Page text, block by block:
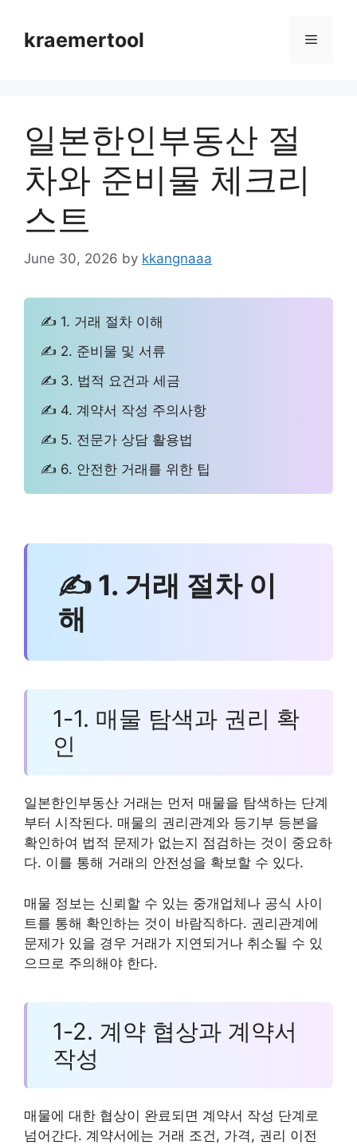
contentkraemertool Menu
일본한인부동산 절
차와 준비물 체크리
스트
June 30, 2026 by kkangnaaa
✍ 1. 거래 절차 이해
✍ 2. 준비물 및 서류
✍ 3. 법적 요건과 세금
✍ 4. 계약서 작성 주의사항
✍ 5. 전문가 상담 활용법
✍ 6. 안전한 거래를 위한 팁
✍ 1. 거래 절차 이
해
1-1. 매물 탐색과 권리 확
인
일본한인부동산 거래는 먼저 매물을 탐색하는 단계
부터 시작된다. 매물의 권리관계와 등기부 등본을
확인하여 법적 문제가 없는지 점검하는 것이 중요하
다. 이를 통해 거래의 안전성을 확보할 수 있다.
매물 정보는 신뢰할 수 있는 중개업체나 공식 사이
트를 통해 확인하는 것이 바람직하다. 권리관계에
문제가 있을 경우 거래가 지연되거나 취소될 수 있
으므로 주의해야 한다.
1-2. 계약 협상과 계약서
작성
매물에 대한 협상이 완료되면 계약서 작성 단계로
넘어간다. 계약서에는 거래 조건, 가격, 권리 이전